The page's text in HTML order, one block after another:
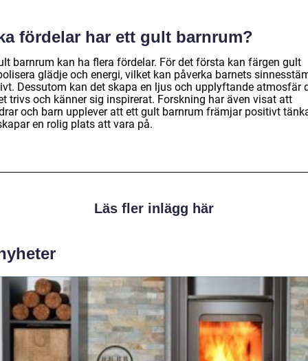
fördelar har ett gult barnrum?
barnrum kan ha flera fördelar. För det första kan färgen gult
glädje och energi, vilket kan påverka barnets
Dessutom kan det skapa en ljus och upplyftande atmosfär
trivs och känner sig inspirerat. Forskning har även visat att
och barn upplever att ett gult barnrum främjar positivt
en rolig plats att vara på.
Läs fler inlägg här